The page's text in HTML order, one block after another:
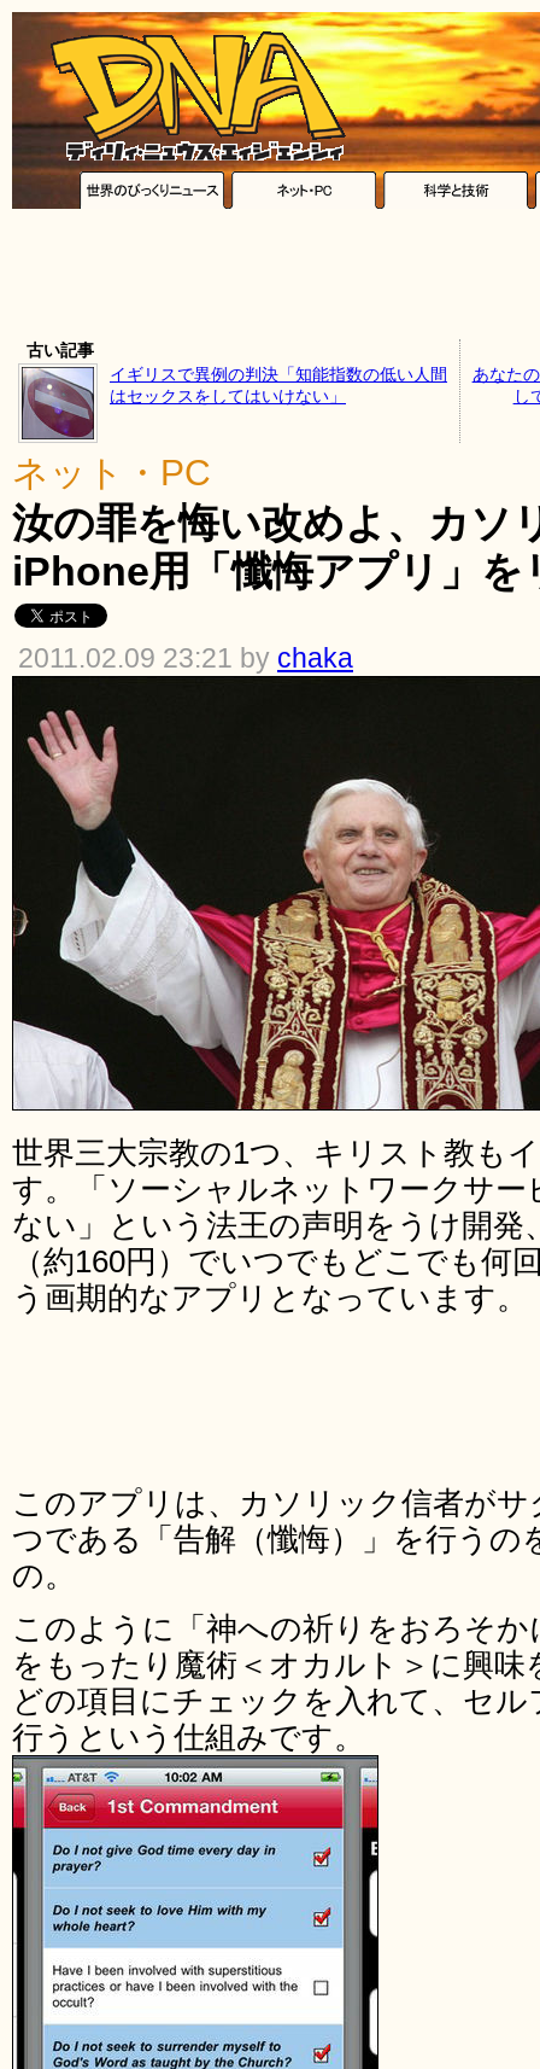
古い記事
イギリスで異例の判決「知能指数の低い人間
はセックスをしてはいけない」
あなた
し
ネット・PC
汝の罪を悔い改めよ、カソ
iPhone用「懺悔アプリ」を
2011.02.09 23:21 by chaka
世界三大宗教の1つ、キリスト教も
す。「ソーシャルネットワークサ
ない」という法王の声明をうけ開発
（約160円）でいつでもどこでも何
う画期的なアプリとなっています。
このアプリは、カソリック信者が
つである「告解（懺悔）」を行う
の。
このように「神への祈りをおろそ
をもったり魔術＜オカルト＞に興
どの項目にチェックを入れて、セ
行うという仕組みです。